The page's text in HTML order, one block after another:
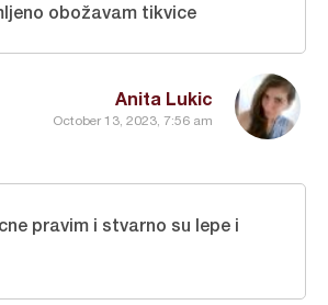
Anita Lukic
October 13, 2023, 7:56 am
obožavam tikvice
pravim i stvarno su lepe i